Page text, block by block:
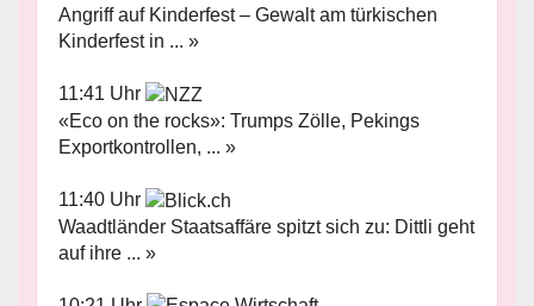
Angriff auf Kinderfest – Gewalt am türkischen
Kinderfest in ... »
11:41 Uhr
«Eco on the rocks»: Trumps Zölle, Pekings
Exportkontrollen, ... »
11:40 Uhr
Waadtländer Staatsaffäre spitzt sich zu: Dittli geht
auf ihre ... »